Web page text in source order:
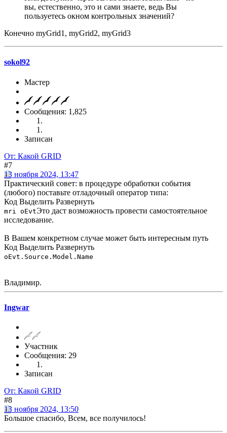
вы, естественно, это и сами знаете, ведь Вы
пользуетесь окном контрольных значений?
Конечно myGrid1, myGrid2, myGrid3
sokol92
Мастер
Сообщения: 1,825
Записан
От: Какой GRID
#7
13 ноября 2024, 13:47
Практический совет: в процедуре обработки события
(любого) поставьте отладочный оператор типа:
Код Выделить Развернуть
mri oEvtЭто даст возможность провести самостоятельное
исследование.
В Вашем конкретном случае может быть интересным путь
Код Выделить Развернуть
oEvt.Source.Model.Name
Владимир.
Ingwar
Участник
Сообщения: 29
Записан
От: Какой GRID
#8
13 ноября 2024, 13:50
Большое спасибо, Всем, все получилось!